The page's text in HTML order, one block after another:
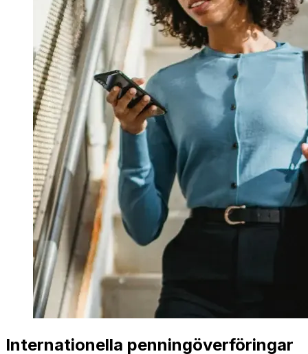
Internationella penningöverföringar